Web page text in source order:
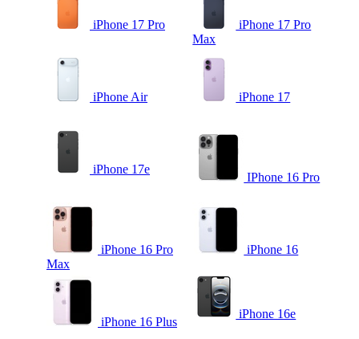
iPhone 17 Pro
iPhone 17 Pro
Max
iPhone Air iPhone 17
iPhone 17e
IPhone 16 Pro
iPhone 16 Pro
Max
iPhone 16
iPhone 16 Plus
iPhone 16e